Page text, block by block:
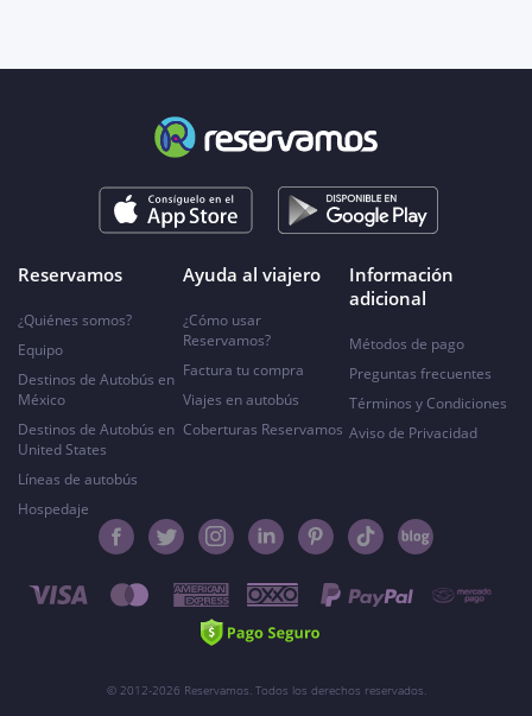
Reservamos
¿Quiénes somos?
Equipo
Destinos de Autobús en
México
Destinos de Autobús en
United States
Líneas de autobús
Hospedaje
Ayuda al viajero
¿Cómo usar
Reservamos?
Factura tu compra
Viajes en autobús
Coberturas Reservamos
Información
adicional
Métodos de pago
Preguntas frecuentes
Términos y Condiciones
Aviso de Privacidad
© 2012-2026 Reservamos. Todos los derechos reservados.